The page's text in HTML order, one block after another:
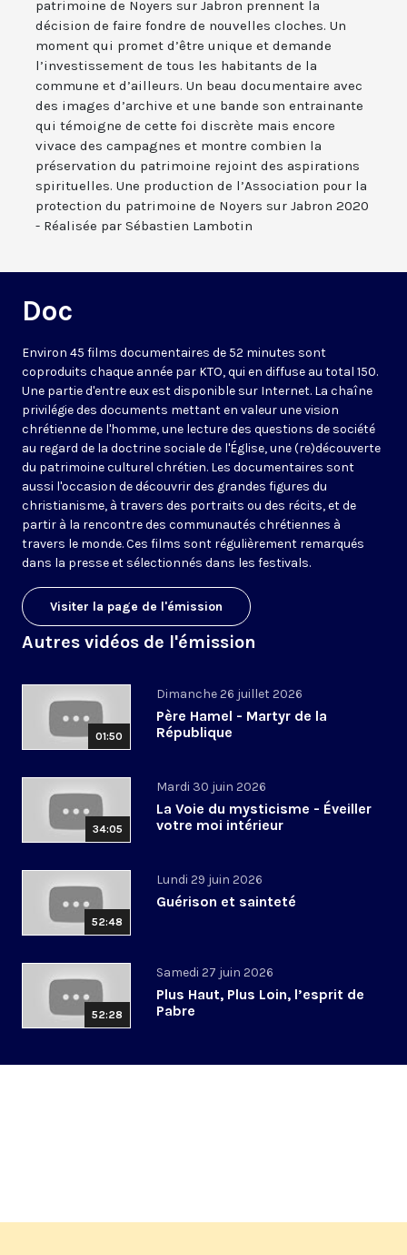
patrimoine de Noyers sur Jabron prennent la
décision de faire fondre de nouvelles cloches. Un
moment qui promet d’être unique et demande
l’investissement de tous les habitants de la
commune et d’ailleurs. Un beau documentaire avec
des images d’archive et une bande son entrainante
qui témoigne de cette foi discrète mais encore
vivace des campagnes et montre combien la
préservation du patrimoine rejoint des aspirations
spirituelles. Une production de l’Association pour la
protection du patrimoine de Noyers sur Jabron 2020
- Réalisée par Sébastien Lambotin
Doc
Environ 45 films documentaires de 52 minutes sont
coproduits chaque année par KTO, qui en diffuse au total 150.
Une partie d'entre eux est disponible sur Internet. La chaîne
privilégie des documents mettant en valeur une vision
chrétienne de l'homme, une lecture des questions de société
au regard de la doctrine sociale de l'Église, une (re)découverte
du patrimoine culturel chrétien. Les documentaires sont
aussi l'occasion de découvrir des grandes figures du
christianisme, à travers des portraits ou des récits, et de
partir à la rencontre des communautés chrétiennes à
travers le monde. Ces films sont régulièrement remarqués
dans la presse et sélectionnés dans les festivals.
Visiter la page de l'émission
Autres vidéos de l'émission
01:50
Dimanche 26 juillet 2026
Père Hamel - Martyr de la
République
34:05
Mardi 30 juin 2026
La Voie du mysticisme - Éveiller
votre moi intérieur
52:48
Lundi 29 juin 2026
Guérison et sainteté
52:28
Samedi 27 juin 2026
Plus Haut, Plus Loin, l’esprit de
Pabre